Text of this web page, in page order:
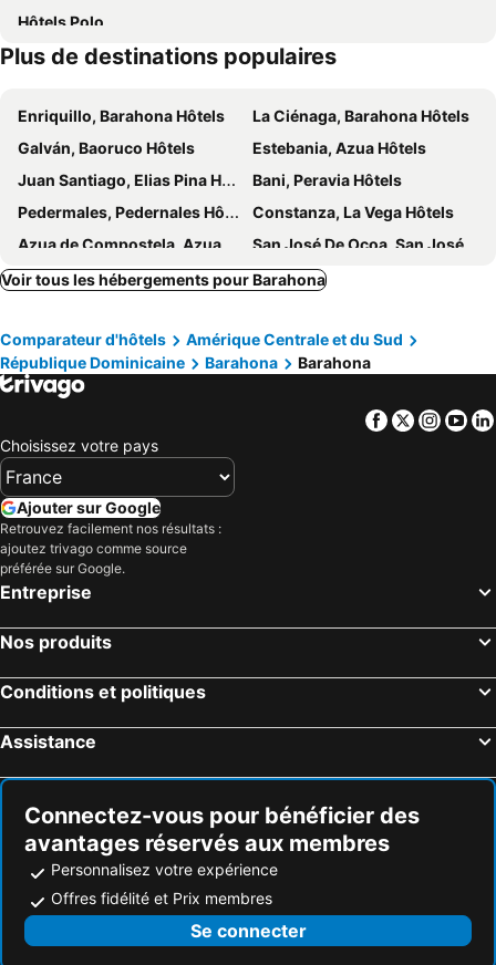
Hôtels Polo
Plus de destinations populaires
Enriquillo, Barahona Hôtels
La Ciénaga, Barahona Hôtels
Galván, Baoruco Hôtels
Estebania, Azua Hôtels
Juan Santiago, Elias Pina Hôtels
Bani, Peravia Hôtels
Pedermales, Pedernales Hôtels
Constanza, La Vega Hôtels
Azua de Compostela, Azua Hôtels
San José De Ocoa, San José de Ocoa Hôtels
San Juan de la Maguana, San Juan Hôtels
Sabana Yegua, Azua Hôtels
Saint-Domingue, Distrito Nacional Hôtels
Puerto Plata, Puerto Plata Hôtels
Las Terrenas, Samana Hôtels
Sosua, Puerto Plata Hôtels
La Romana, La Romana Hôtels
Juan Dolio, San Pedro de Macorís Hôtels
Santiago, Santiago Hôtels
Voir tous les hébergements pour Barahona
Comparateur d'hôtels
Amérique Centrale et du Sud
République Dominicaine
Barahona Barahona
Facebook
Twitter
Choisissez votre pays
Ajouter sur Google
Retrouvez facilement nos résultats :
ajoutez trivago comme source
préférée sur Google.
Entreprise
Nos produits
Conditions et politiques
Assistance
Connectez-vous pour bénéficier des
avantages réservés aux membres
Personnalisez votre expérience
Offres fidélité et Prix membres
Se connecter